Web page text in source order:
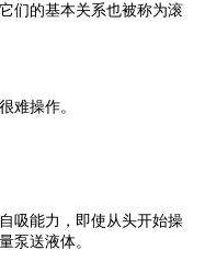
们的基本关系也被称为滚
难操作。
吸能力，即使从头开始操
泵送液体。